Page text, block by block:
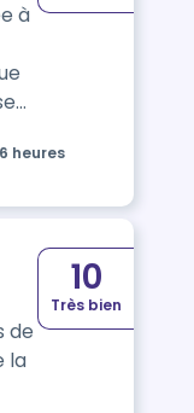
à
heures
de
la
10
Très bien